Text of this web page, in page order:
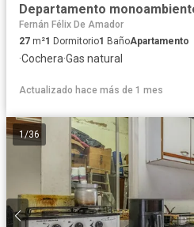
Fernán Félix De Amador
27 m²1 Dormitorio1 BañoApartamento
·Cochera·Gas natural
Actualizado hace más de 1 mes
1/36